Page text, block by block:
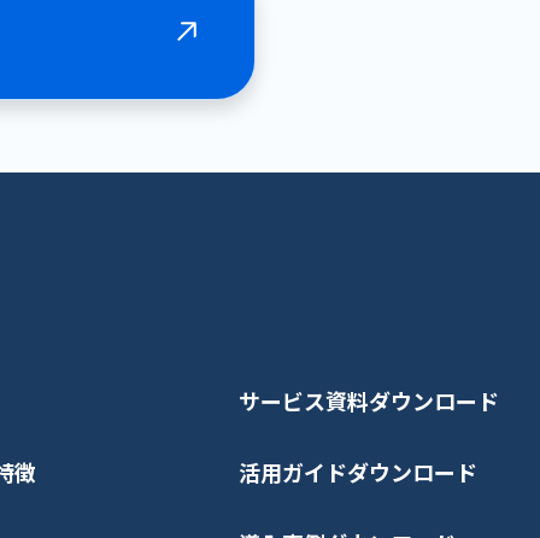
サービス資料ダウンロード
徴 活用ガイドダウンロード